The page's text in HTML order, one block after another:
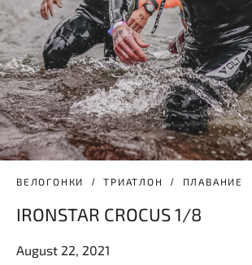
ВЕЛОГОНКИ ТРИАТЛОН ПЛАВАНИЕ
IRONSTAR CROCUS 1/8
August 22, 2021